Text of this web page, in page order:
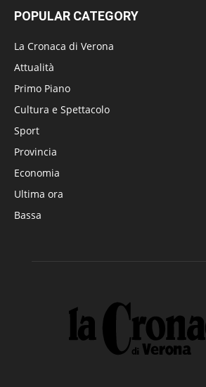
POPULAR CATEGORY
La Cronaca di Verona
Attualità
Primo Piano
Cultura e Spettacolo
Sport
Provincia
Economia
Ultima ora
Bassa